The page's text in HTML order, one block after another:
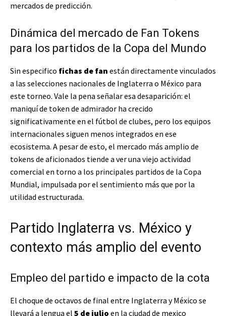
mercados de predicción.
Dinámica del mercado de Fan Tokens
para los partidos de la Copa del Mundo
Sin especifico fichas de fan están directamente vinculados
a las selecciones nacionales de Inglaterra o México para
este torneo. Vale la pena señalar esa desaparición: el
maniquí de token de admirador ha crecido
significativamente en el fútbol de clubes, pero los equipos
internacionales siguen menos integrados en ese
ecosistema. A pesar de esto, el mercado más amplio de
tokens de aficionados tiende a ver una viejo actividad
comercial en torno a los principales partidos de la Copa
Mundial, impulsada por el sentimiento más que por la
utilidad estructurada.
Partido Inglaterra vs. México y
contexto más amplio del evento
Empleo del partido e impacto de la cota
El choque de octavos de final entre Inglaterra y México se
llevará a lengua el 5 de julio en la ciudad de mexico